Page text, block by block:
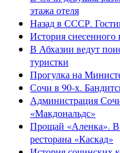
этажа отеля
Назад в СССР.
История
В Абхазии ведут
туристки
Прогулка на
Сочи в 90-х.
Администрация
«Макдональдс»
Прощай «Аленка». В
ресторана «Каскад»